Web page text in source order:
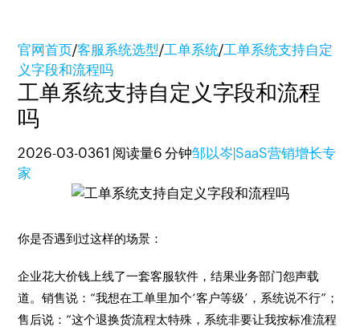
官网首页/客服系统选型/工单系统/工单系统支持自定
义字段和流程吗
工单系统支持自定义字段和流程
吗
2026-03-0361 阅读量6 分钟邹以岑|SaaS营销增长专
家
你是否遇到过这样的场景：
企业花大价钱上线了一套客服软件，结果业务部门怨声载
道。销售说：“我想在工单里加个‘客户等级’，系统说不行”；
售后说：“这个退换货流程太特殊，系统非要让我按标准流程